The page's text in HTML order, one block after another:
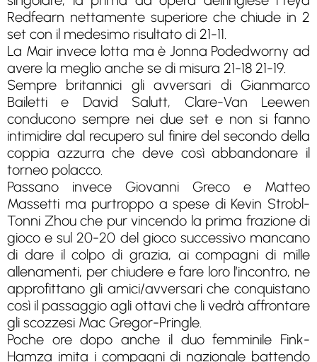
Redfearn nettamente superiore che chiude in 2
set con il medesimo risultato di 21-11.
La Mair invece lotta ma è Jonna Podedworny ad
avere la meglio anche se di misura 21-18 21-19.
Sempre britannici gli avversari di Gianmarco
Bailetti e David Salutt, Clare-Van Leewen
conducono sempre nei due set e non si fanno
intimidire dal recupero sul finire del secondo della
coppia azzurra che deve così abbandonare il
torneo polacco.
Passano invece Giovanni Greco e Matteo
Massetti ma purtroppo a spese di Kevin Strobl-
Tonni Zhou che pur vincendo la prima frazione di
gioco e sul 20-20 del gioco successivo mancano
di dare il colpo di grazia, ai compagni di mille
allenamenti, per chiudere e fare loro l’incontro, ne
approfittano gli amici/avversari che conquistano
così il passaggio agli ottavi che li vedrà affrontare
gli scozzesi Mac Gregor-Pringle.
Poche ore dopo anche il duo femminile Fink-
Hamza imita i compagni di nazionale battendo